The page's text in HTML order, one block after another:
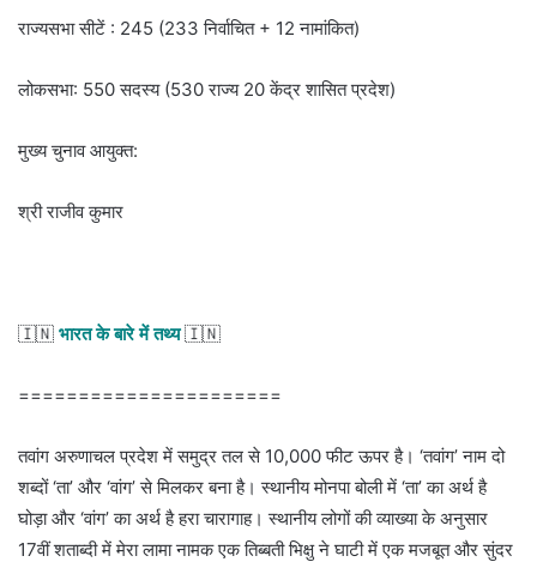
राज्यसभा सीटें : 245 (233 निर्वाचित + 12 नामांकित)
लोकसभा: 550 सदस्य (530 राज्य 20 केंद्र शासित प्रदेश)
मुख्य चुनाव आयुक्त:
श्री राजीव कुमार
🇮🇳 भारत के बारे में तथ्य🇮🇳
======================
तवांग अरुणाचल प्रदेश में समुद्र तल से 10,000 फीट ऊपर है। ‘तवांग’ नाम दो
शब्दों ‘ता’ और ‘वांग’ से मिलकर बना है। स्थानीय मोनपा बोली में ‘ता’ का अर्थ है
घोड़ा और ‘वांग’ का अर्थ है हरा चारागाह। स्थानीय लोगों की व्याख्या के अनुसार
17वीं शताब्दी में मेरा लामा नामक एक तिब्बती भिक्षु ने घाटी में एक मजबूत और सुंदर